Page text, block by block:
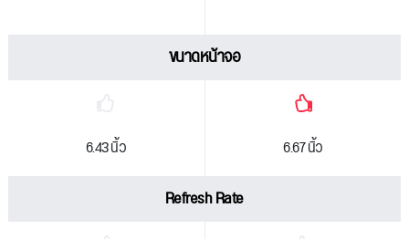
ขนาดหน้าจอ
6.43 นิ้ว 6.67 นิ้ว
Refresh Rate